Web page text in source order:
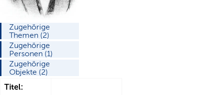
Zugehörige
Themen (2)
Zugehörige
Personen (1)
Zugehörige
Objekte (2)
Titel: